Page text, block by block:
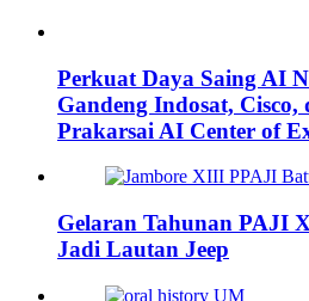
Perkuat Daya Saing AI
Gandeng Indosat,
Prakarsai AI Center of
Gelaran Tahunan PAJI
Jadi Lautan Jeep